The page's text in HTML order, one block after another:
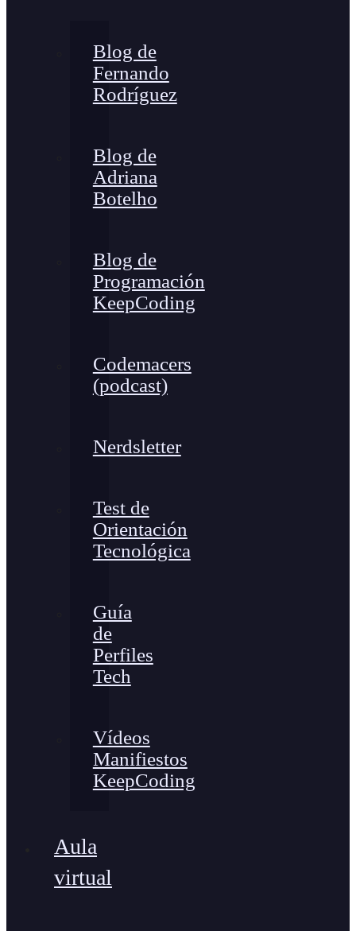
Blog de
Fernando
Rodríguez
Blog de
Adriana
Botelho
Blog de
Programación
KeepCoding
Codemacers
(podcast)
Nerdsletter
Test de
Orientación
Tecnológica
Guía
de
Perfiles
Tech
Vídeos
Manifiestos
KeepCoding
Aula
virtual